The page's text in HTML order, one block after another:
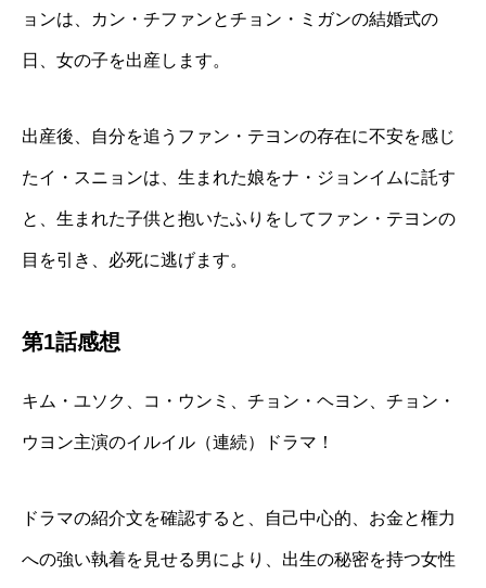
ョンは、カン・チファンとチョン・ミガンの結婚式の
日、女の子を出産します。
出産後、自分を追うファン・テヨンの存在に不安を感じ
たイ・スニョンは、生まれた娘をナ・ジョンイムに託す
と、生まれた子供と抱いたふりをしてファン・テヨンの
目を引き、必死に逃げます。
第1話感想
キム・ユソク、コ・ウンミ、チョン・ヘヨン、チョン・
ウヨン主演のイルイル（連続）ドラマ！
ドラマの紹介文を確認すると、自己中心的、お金と権力
への強い執着を見せる男により、出生の秘密を持つ女性